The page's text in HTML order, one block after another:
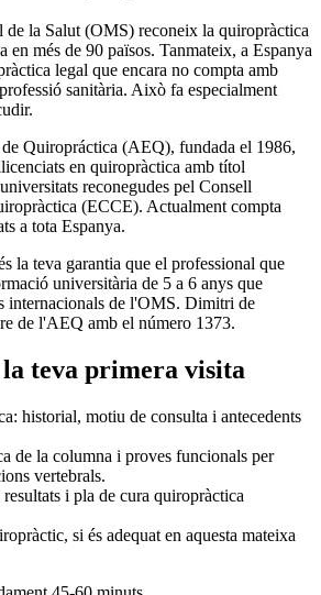
la Salut (OMS) reconeix la quiropràctica
en més de 90 països. Tanmateix, a Espanya
legal que encara no compta amb
sanitària. Això fa especialment
Quiropráctica (AEQ), fundada el 1986,
en quiropràctica amb títol
reconegudes pel Consell
(ECCE). Actualment compta
a tota Espanya.
la teva garantia que el professional que
universitària de 5 a 6 anys que
internacionals de l'OMS. Dimitri de
de l'AEQ amb el número 1373.
la teva primera visita
historial, motiu de consulta i antecedents
de la columna i proves funcionals per
vertebrals.
i pla de cura quiropràctica
si és adequat en aquesta mateixa